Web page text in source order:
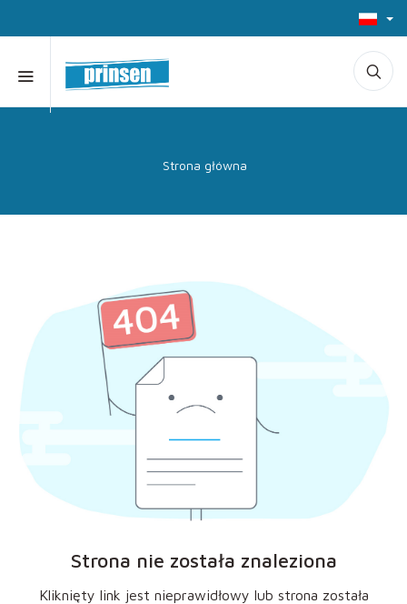
Strona główna
Strona nie została znaleziona
Kliknięty link jest nieprawidłowy lub strona została